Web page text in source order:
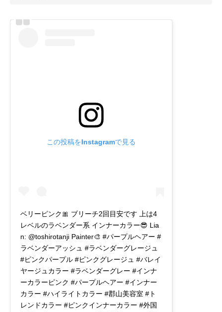
この投稿をInstagramで見る
ベリーピンク🎀 ブリーチ2回目安です 上は4
レベルのラベンダー系 インナーカラー😎 Lia
n: @toshirotanji Painter🎨 #パープルヘアー #
ラベンダーアッシュ #ラベンダーグレージュ
#ピンクパープル #ピンクグレージュ #バレイ
ヤージュカラー #ラベンダーグレー #インナ
ーカラーピンク #パープルヘアー #インナー
カラー #ハイライトカラー #郡山美容室 #ト
レンドカラー #ピンクインナーカラー #外国